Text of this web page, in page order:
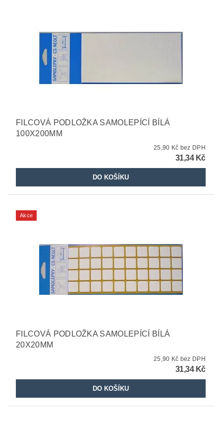
FILCOVÁ PODLOŽKA SAMOLEPÍCÍ BÍLÁ
100X200MM
25,90 Kč bez DPH
31,34 Kč
Akce
FILCOVÁ PODLOŽKA SAMOLEPÍCÍ BÍLÁ
20X20MM
25,90 Kč bez DPH
31,34 Kč